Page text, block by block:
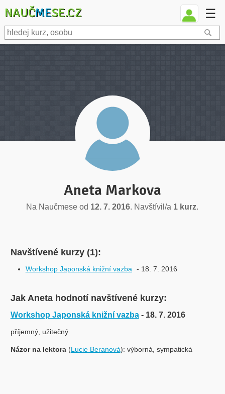
NAUČMESE.CZ ☰
Aneta Markova
Na Naučmese od 12. 7. 2016. Navštívil/a 1 kurz.
Navštívené kurzy (1):
Workshop Japonská knižní vazba - 18. 7. 2016
Jak Aneta hodnotí navštívené kurzy:
Workshop Japonská knižní vazba - 18. 7. 2016
příjemný, užitečný
Názor na lektora(Lucie Beranová): výborná, sympatická